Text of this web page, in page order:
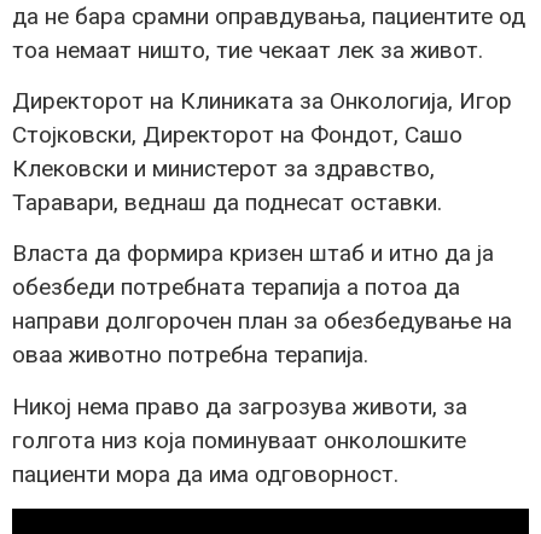
да не бара срамни оправдувања, пациентите од
тоа немаат ништо, тие чекаат лек за живот.
Директорот на Клиниката за Онкологија, Игор
Стојковски, Директорот на Фондот, Сашо
Клековски и министерот за здравство,
Таравари, веднаш да поднесат оставки.
Власта да формира кризен штаб и итно да ја
обезбеди потребната терапија а потоа да
направи долгорочен план за обезбедување на
оваа животно потребна терапија.
Никој нема право да загрозува животи, за
голгота низ која поминуваат онколошките
пациенти мора да има одговорност.